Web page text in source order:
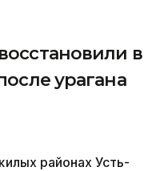
в
урагана
районах Усть-